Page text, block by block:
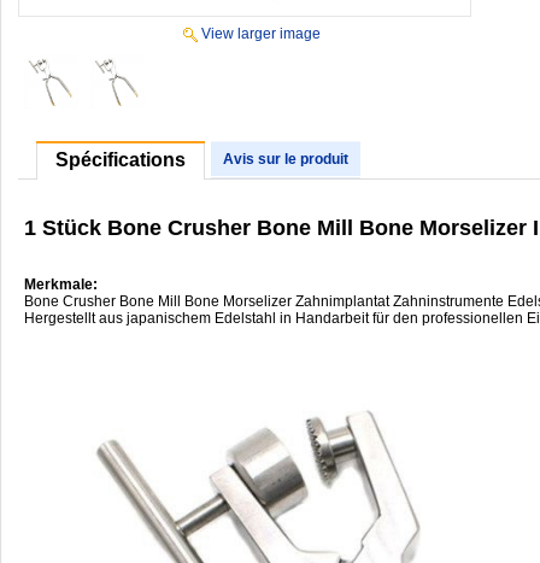
View larger image
Spécifications Avis sur le produit
1 Stück Bone Crusher Bone Mill Bone
Merkmale:
Bone Crusher Bone Mill Bone Morselizer Zahnimplantat Zahninstrumente
Hergestellt aus japanischem Edelstahl in Handarbeit für den professionellen